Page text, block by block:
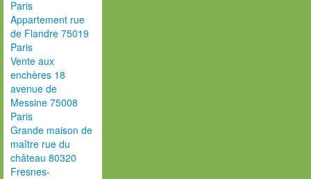
Paris
Appartement rue
de Flandre 75019
Paris
Vente aux
enchères 18
avenue de
Messine 75008
Paris
Grande maison de
maître rue du
château 80320
Fresnes-